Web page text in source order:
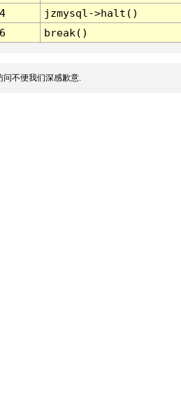
jzmysql->halt()
break()
不便我们深感歉意.